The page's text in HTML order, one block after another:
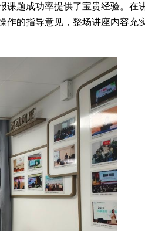
题成功率提供了宝贵经验。在
的指导意见，整场讲座内容充